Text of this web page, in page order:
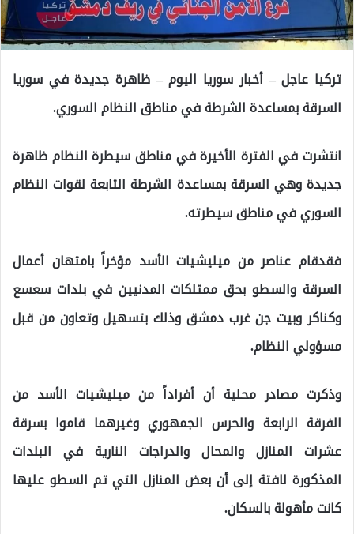
تركيا عاجل – أخبار سوريا اليوم – ظاهرة جديدة في سوريا
السرقة بمساعدة الشرطة في مناطق النظام السوري.
انتشرت في الفترة الأخيرة في مناطق سيطرة النظام ظاهرة
جديدة وهي السرقة بمساعدة الشرطة التابعة لقوات النظام
السوري في مناطق سيطرته.
فقدقام عناصر من ميليشيات الأسد مؤخراً بامتهان أعمال
السرقة والسطو بحق ممتلكات المدنيين في بلدات سعسع
وكناكر وبيت جن غرب دمشق وذلك بتسهيل وتعاون من قبل
مسؤولي النظام.
وذكرت مصادر محلية أن أفراداً من ميليشيات الأسد من
الفرقة الرابعة والحرس الجمهوري وغيرهما قاموا بسرقة
عشرات المنازل والمحال والدراجات النارية في البلدات
المذكورة لافتة إلى أن بعض المنازل التي تم السطو عليها
كانت مأهولة بالسكان.